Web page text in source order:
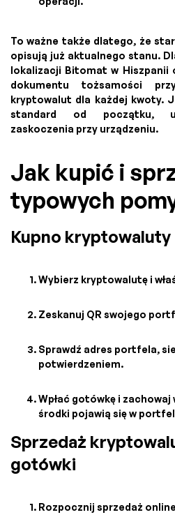
To ważne także dlatego, że
opisują już aktualnego stanu.
lokalizacji Bitomat w Hiszpanii
dokumentu tożsamości
kryptowalut dla każdej kwoty.
standard od początku,
zaskoczenia przy urządzeniu.
Jak kupić i
typowych
Kupno kryptowaluty
Wybierz kryptowalutę i
Zeskanuj QR swojego
Sprawdź adres portfela,
potwierdzeniem.
Wpłać gotówkę i zachowaj
środki pojawią się w
Sprzedaż
gotówki
Rozpocznij sprzedaż